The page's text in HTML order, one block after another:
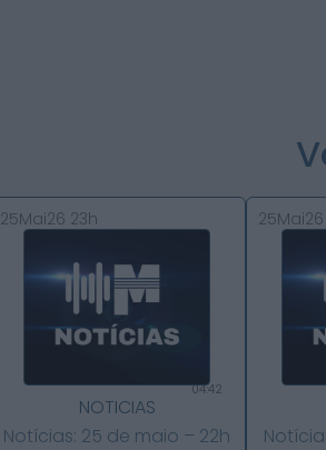
25Mai26 23h
04:42
NOTICIAS
Notícias: 25 de maio – 22h